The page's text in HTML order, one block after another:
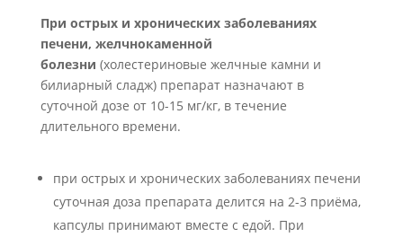
При острых и хронических заболеваниях
печени, желчнокаменной
болезни (холестериновые желчные камни и
билиарный сладж) препарат назначают в
суточной дозе от 10-15 мг/кг, в течение
длительного времени.
при острых и хронических заболеваниях печени
суточная доза препарата делится на 2-3 приёма,
капсулы принимают вместе с едой. При